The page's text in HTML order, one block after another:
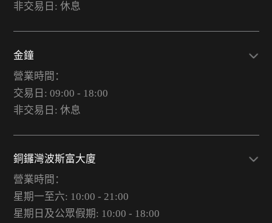
非交易日: 休息
金鐘
營業時間：
交易日: 09:00 - 18:00
非交易日: 休息
銅鑼灣波斯富大廈
營業時間：
星期一至六: 10:00 - 21:00
星期日及公眾假期: 10:00 - 18:00